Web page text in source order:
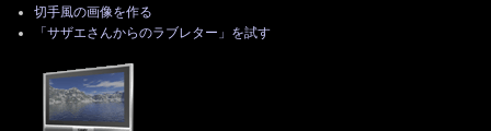
切手風の画像を作る
「サザエさんからのラブレター」を試す